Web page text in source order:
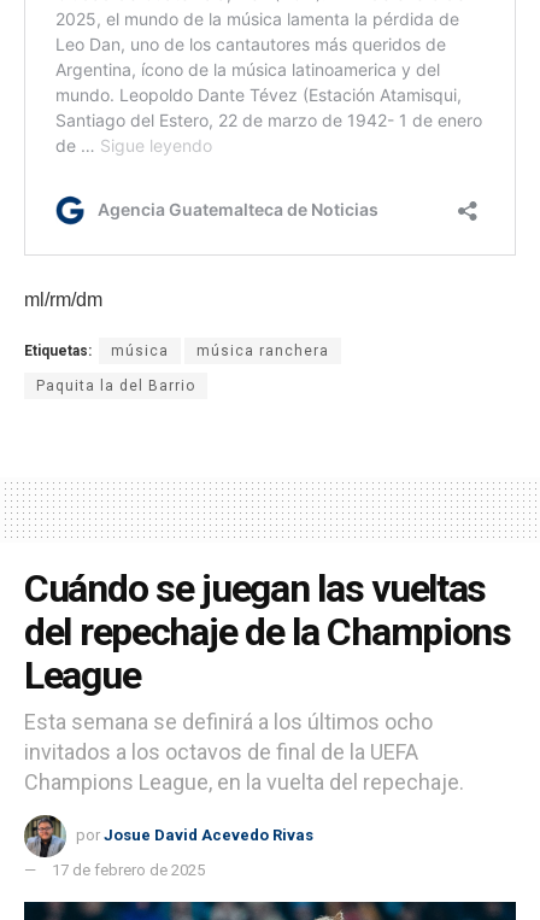
ml/rm/dm
Etiquetas: música música ranchera
Paquita la del Barrio
Cuándo se juegan las vueltas
del repechaje de la Champions
League
Esta semana se definirá a los últimos ocho
invitados a los octavos de final de la UEFA
Champions League, en la vuelta del repechaje.
por Josue David Acevedo Rivas
17 de febrero de 2025